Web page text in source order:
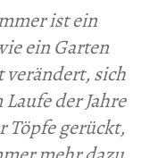
ist ein
ein Garten
verändert, sich
der Jahre
Töpfe gerückt,